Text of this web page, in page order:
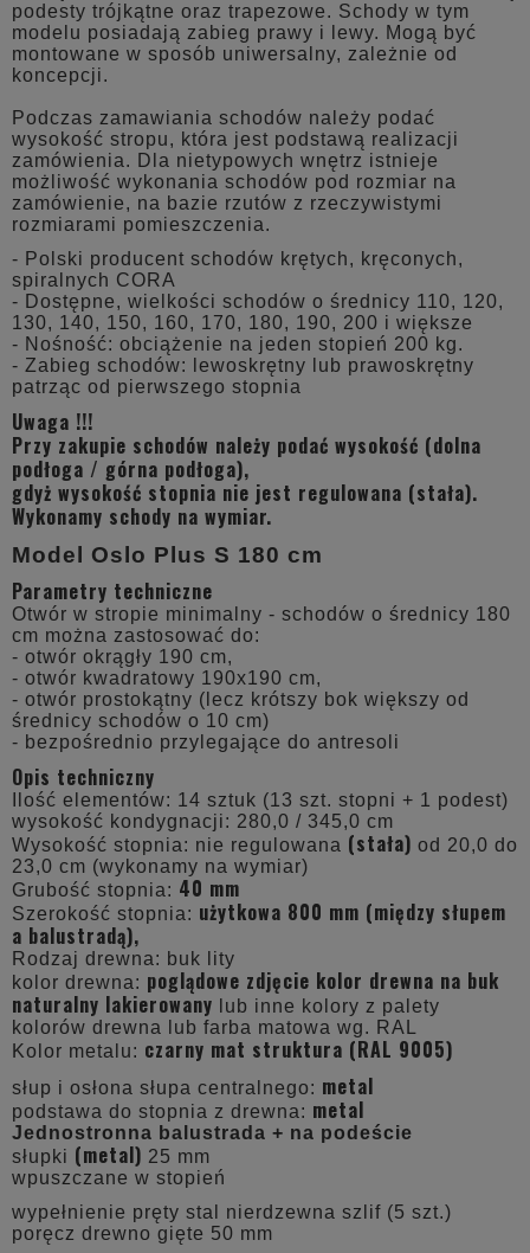
podesty trójkątne oraz trapezowe. Schody w tym
modelu posiadają zabieg prawy i lewy. Mogą być
montowane w sposób uniwersalny, zależnie od
koncepcji.
Podczas zamawiania schodów należy podać
wysokość stropu, która jest podstawą realizacji
zamówienia. Dla nietypowych wnętrz istnieje
możliwość wykonania schodów pod rozmiar na
zamówienie, na bazie rzutów z rzeczywistymi
rozmiarami pomieszczenia.
- Polski producent schodów krętych, kręconych,
spiralnych CORA
- Dostępne, wielkości schodów o średnicy 110, 120,
130, 140, 150, 160, 170, 180, 190, 200 i większe
- Nośność: obciążenie na jeden stopień 200 kg.
- Zabieg schodów: lewoskrętny lub prawoskrętny
patrząc od pierwszego stopnia
Uwaga !!!
Przy zakupie schodów należy podać wysokość (dolna
podłoga / górna podłoga),
gdyż wysokość stopnia nie jest regulowana (stała).
Wykonamy schody na wymiar.
Model Oslo Plus S 180 cm
Parametry techniczne
Otwór w stropie minimalny - schodów o średnicy 180
cm można zastosować do:
- otwór okrągły 190 cm,
- otwór kwadratowy 190x190 cm,
- otwór prostokątny (lecz krótszy bok większy od
średnicy schodów o 10 cm)
- bezpośrednio przylegające do antresoli
Opis techniczny
Ilość elementów: 14 sztuk (13 szt. stopni + 1 podest)
wysokość kondygnacji: 280,0 / 345,0 cm
Wysokość stopnia: nie regulowana (stała) od 20,0 do
23,0 cm (wykonamy na wymiar)
Grubość stopnia: 40 mm
Szerokość stopnia: użytkowa 800 mm (między słupem
a balustradą),
Rodzaj drewna: buk lity
kolor drewna: poglądowe zdjęcie kolor drewna na buk
naturalny lakierowany lub inne kolory z palety
kolorów drewna lub farba matowa wg. RAL
Kolor metalu: czarny mat struktura (RAL 9005)
słup i osłona słupa centralnego: metal
podstawa do stopnia z drewna: metal
Jednostronna balustrada + na podeście
słupki (metal) 25 mm
wpuszczane w stopień
wypełnienie pręty stal nierdzewna szlif (5 szt.)
poręcz drewno gięte 50 mm